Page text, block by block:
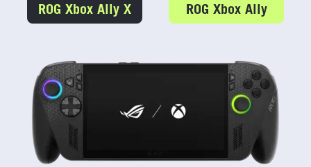
ROG Xbox Ally X ROG Xbox Ally